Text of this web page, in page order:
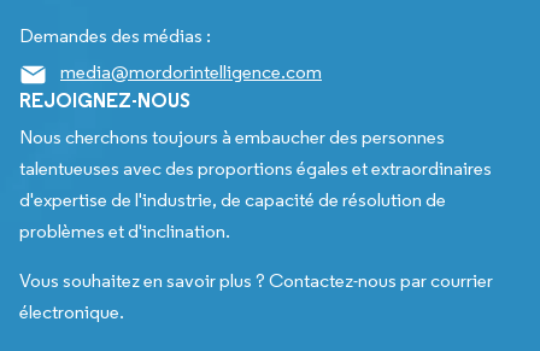
Demandes des médias :
media@mordorintelligence.com
REJOIGNEZ-NOUS
Nous cherchons toujours à embaucher des personnes
talentueuses avec des proportions égales et extraordinaires
d'expertise de l'industrie, de capacité de résolution de
problèmes et d'inclination.
Vous souhaitez en savoir plus ? Contactez-nous par courrier
électronique.